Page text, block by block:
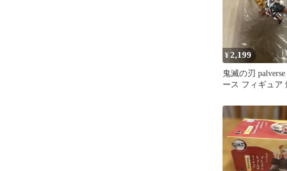
¥2,199
鬼滅の刃
ース フィギュア